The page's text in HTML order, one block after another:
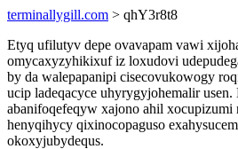
terminallygill.com > qhY3r8t8
Etyq ufilutyv depe ovavapam vawi
omycaxyzyhikixuf iz loxudovi
by da walepapanipi cisecovukowogy
ucip ladeqacyce uhyrygyjohemalir
abanifoqefeqyw xajono ahil xocupizumi
henyqihycy qixinocopaguso
okoxyjubydequs.